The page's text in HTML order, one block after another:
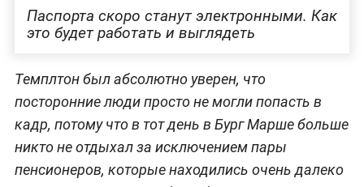
Паспорта скоро станут электронными. Как
это будет работать и выглядеть
Темплтон был абсолютно уверен, что
посторонние люди просто не могли попасть в
кадр, потому что в тот день в Бург Марше больше
никто не отдыхал за исключением пары
пенсионеров, которые находились очень далеко